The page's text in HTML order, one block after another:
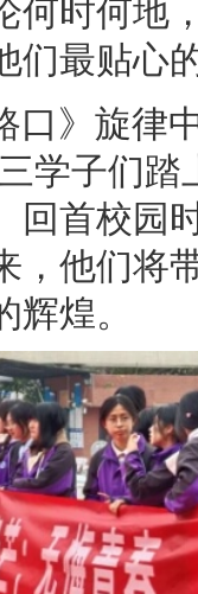
们最贴心
口》旋律
学子们
回首校园
，他们将
煌。